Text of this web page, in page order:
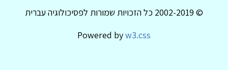
© 2002-2019 כל הזכויות שמורות לפסיכולוגיה עברית
Powered byw3.css